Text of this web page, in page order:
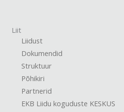
Liit
Liidust
Dokumendid
Struktuur
Põhikiri
Partnerid
EKB Liidu koguduste KESKUS